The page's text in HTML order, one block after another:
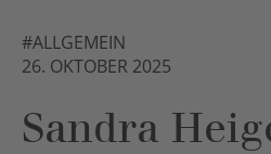
#ALLGEMEIN
26. OKTOBER 2025
Sandra